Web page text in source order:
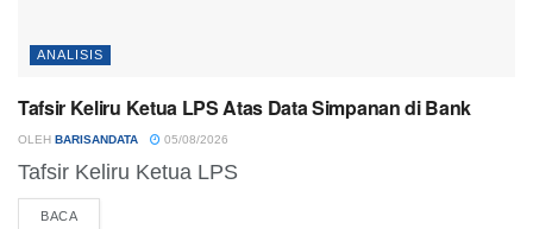
ANALISIS
Tafsir Keliru Ketua LPS Atas Data Simpanan di Bank
OLEH BARISANDATA 05/08/2026
Tafsir Keliru Ketua LPS
BACADETAILS